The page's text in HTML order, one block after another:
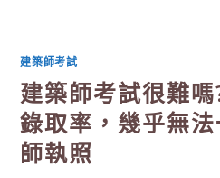
建築師考試
建築師考試很難
錄取率，幾乎無
師執照